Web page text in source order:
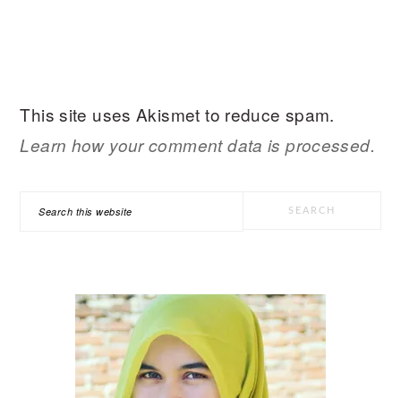
This site uses Akismet to reduce spam.
Learn how your comment data is processed.
Search